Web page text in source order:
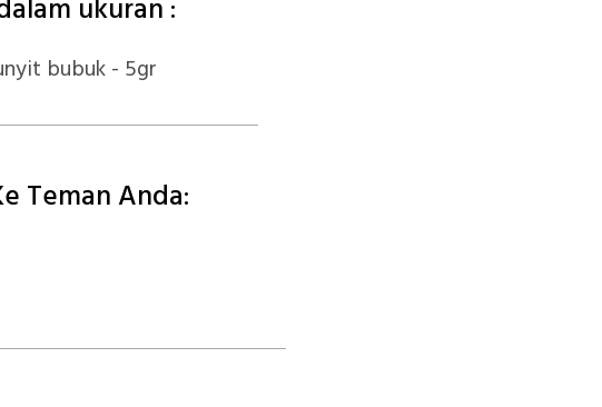
ukuran :
bubuk - 5gr
Teman Anda: